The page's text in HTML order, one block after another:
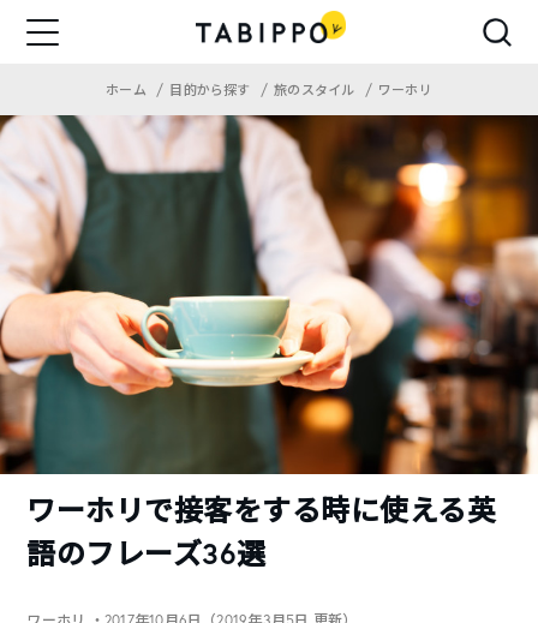
ホーム 目的から探す 旅のスタイル ワーホリ
ワーホリで接客をする時に使える英
語のフレーズ36選